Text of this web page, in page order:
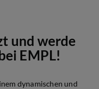
und werde
EMPL!
dynamischen und